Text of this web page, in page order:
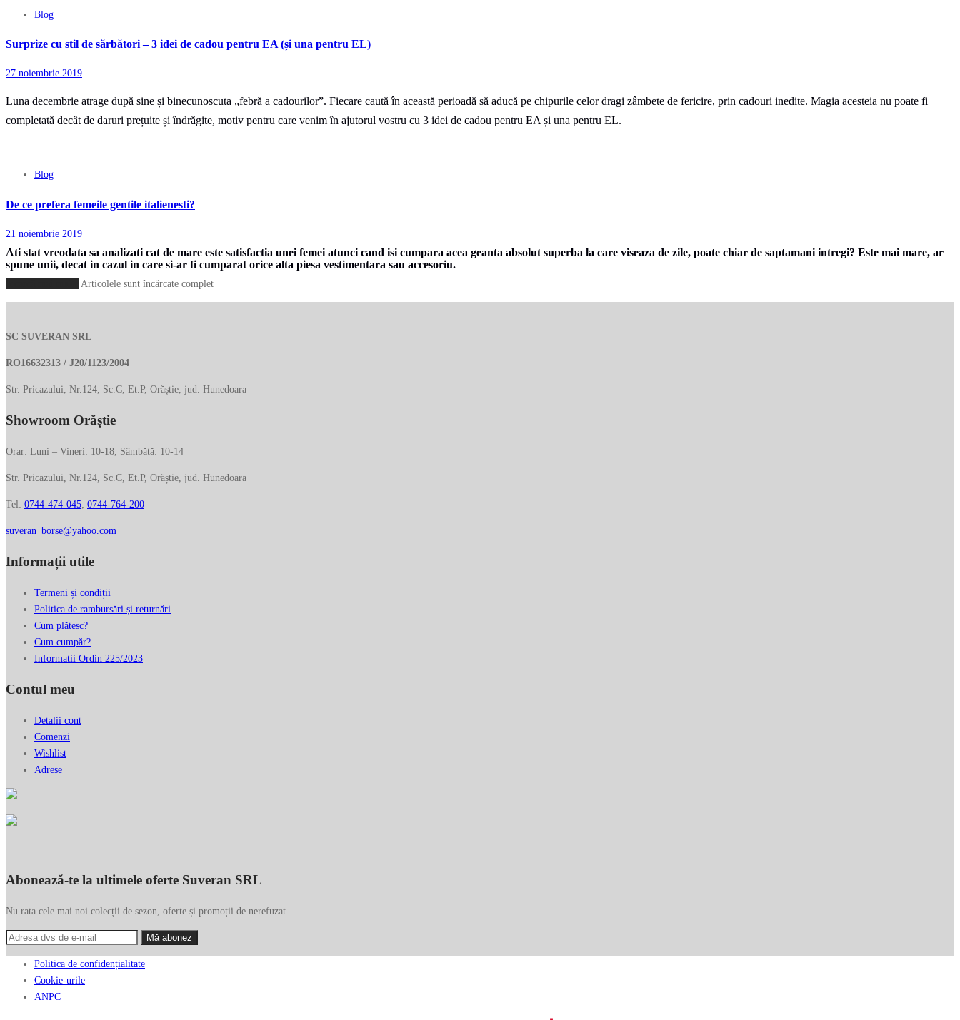
Blog
Surprize cu stil de sărbători – 3 idei de cadou pentru EA (și una pentru EL)
27 noiembrie 2019
Luna decembrie atrage după sine și binecunoscuta „febră a cadourilor”. Fiecare caută în această perioadă să aducă pe chipurile celor dragi zâmbete de fericire, prin cadouri inedite. Magia acesteia nu poate fi
completată decât de daruri prețuite și îndrăgite, motiv pentru care venim în ajutorul vostru cu 3 idei de cadou pentru EA și una pentru EL.
Blog
De ce prefera femeile gentile italienesti?
21 noiembrie 2019
Ati stat vreodata sa analizati cat de mare este satisfactia unei femei atunci cand isi cumpara acea geanta absolut superba la care viseaza de zile, poate chiar de saptamani intregi? Este mai mare, ar
spune unii, decat in cazul in care si-ar fi cumparat orice alta piesa vestimentara sau accesoriu.
Articolele sunt încărcate complet
SC SUVERAN SRL
RO16632313 / J20/1123/2004
Str. Pricazului, Nr.124, Sc.C, Et.P, Orăștie, jud. Hunedoara
Showroom Orăștie
Orar: Luni – Vineri: 10-18, Sâmbătă: 10-14
Str. Pricazului, Nr.124, Sc.C, Et.P, Orăștie, jud. Hunedoara
Tel: 0744-474-045; 0744-764-200
suveran_borse@yahoo.com
Informații utile
Termeni și condiții
Politica de rambursări și returnări
Cum plătesc?
Cum cumpăr?
Informatii Ordin 225/2023
Contul meu
Detalii cont
Comenzi
Wishlist
Adrese
Abonează-te la ultimele oferte Suveran SRL
Nu rata cele mai noi colecții de sezon, oferte și promoții de nerefuzat.
Politica de confidențialitate
Cookie-urile
ANPC